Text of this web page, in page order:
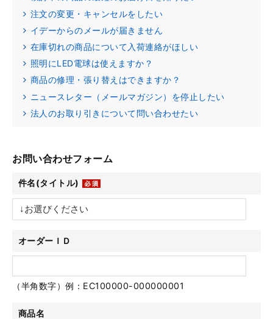
注文の変更・キャンセルをしたい
イデーからのメールが届きません
在庫切れの商品について入荷連絡がほしい
照明にLED電球は使えますか？
商品の修理・張り替えはできますか？
ニュースレター（メールマガジン）を停止したい
法人のお取り引きについて問い合わせたい
お問い合わせフォーム
件名(タイトル)
オーダーＩＤ
（半角数字）例：EC100000-000000001
商品名